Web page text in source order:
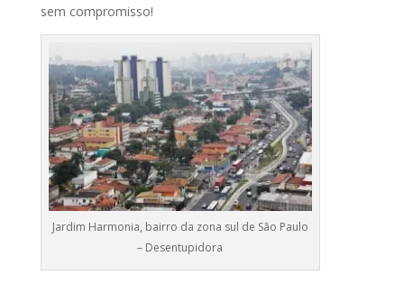
sem compromisso!
Jardim Harmonia, bairro da zona sul de São Paulo
– Desentupidora